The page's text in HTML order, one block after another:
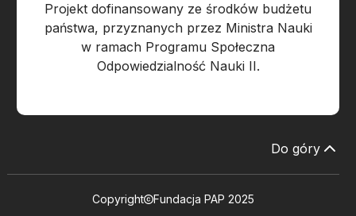
Projekt dofinansowany ze środków budżetu
państwa, przyznanych przez Ministra Nauki
w ramach Programu Społeczna
Odpowiedzialność Nauki II.
Do góry
Copyright Fundacja PAP 2025